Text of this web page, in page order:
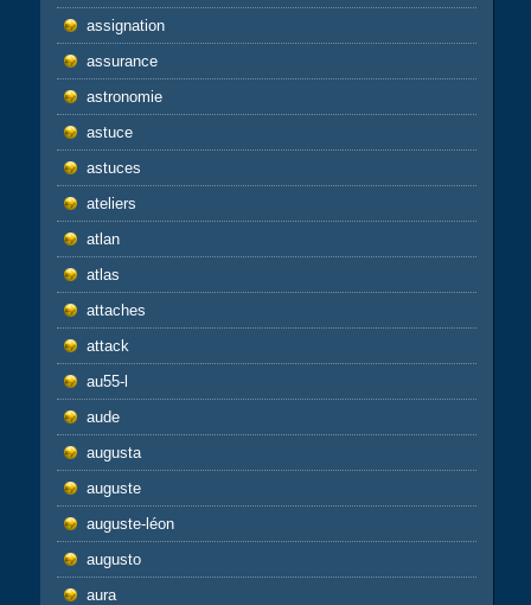
assignation
assurance
astronomie
astuce
astuces
ateliers
atlan
atlas
attaches
attack
au55-l
aude
augusta
auguste
auguste-léon
augusto
aura